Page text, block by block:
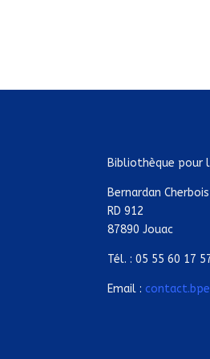
Bibliothèque pour
Bernardan Cherbois
RD 912
87890 Jouac
Tél. : 05 55 60 17
Email :